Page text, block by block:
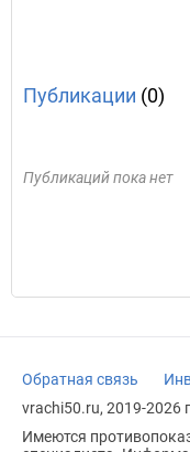
Публикации (0)
Публикаций пока нет
Обратная связь
vrachi50.ru, 2019-2026
Имеются